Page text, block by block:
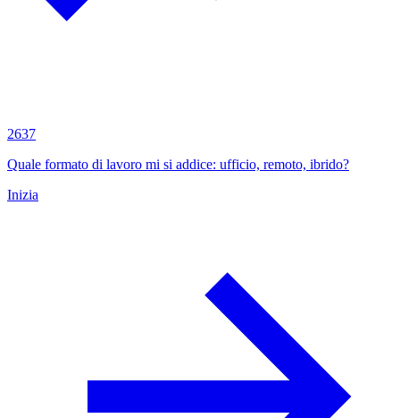
2637
Quale formato di lavoro mi si addice: ufficio, remoto, ibrido?
Inizia